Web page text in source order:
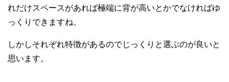
れだけスペースがあれば極端に背が高いとかでなければゆ
っくりできますね。
しかしそれぞれ特徴があるのでじっくりと選ぶのが良いと
思います。